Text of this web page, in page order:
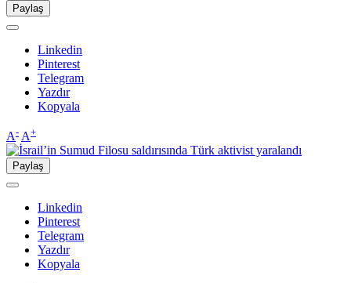
Paylaş
Linkedin
Pinterest
Telegram
Yazdır
Kopyala
A- A+
Paylaş
Linkedin
Pinterest
Telegram
Yazdır
Kopyala